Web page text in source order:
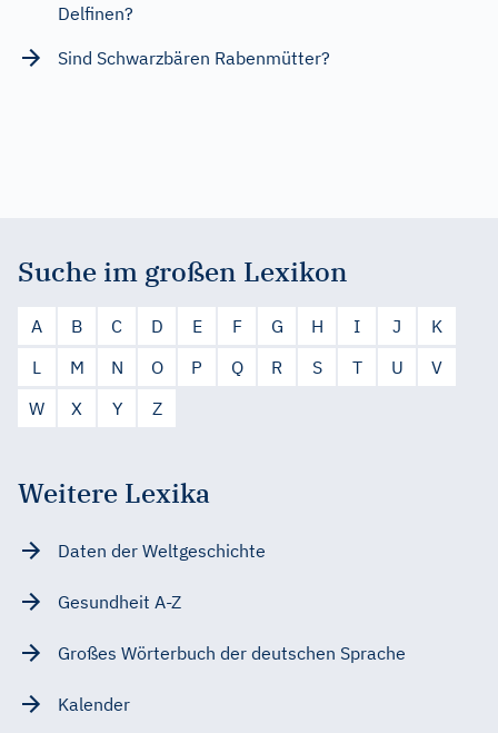
Delfinen?
Sind Schwarzbären Rabenmütter?
Suche im großen Lexikon
A B C D E F G H I J
K
L
M N O P Q R S T U
V
W
X Y Z
Weitere Lexika
Daten der Weltgeschichte
Gesundheit A-Z
Großes Wörterbuch der deutschen Sprache
Kalender